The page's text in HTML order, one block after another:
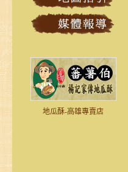
地瓜酥-高雄專賣店